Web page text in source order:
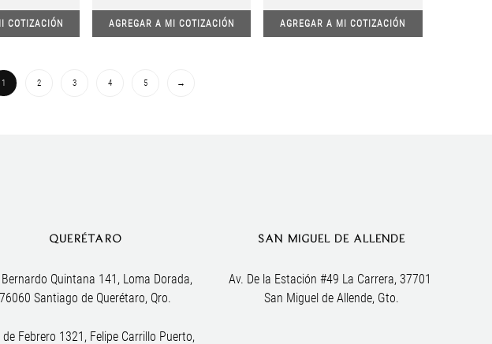
COTIZACIÓN AGREGAR A MI COTIZACIÓN AGREGAR A MI COTIZACIÓN
1 2 3 4 5 →
QUERÉTARO
Quintana 141, Loma Dorada,
76060 Santiago de Querétaro, Qro.
de Febrero 1321, Felipe Carrillo Puerto,
SAN MIGUEL DE ALLENDE
Av. De la Estación #49 La Carrera, 37701
San Miguel de Allende, Gto.